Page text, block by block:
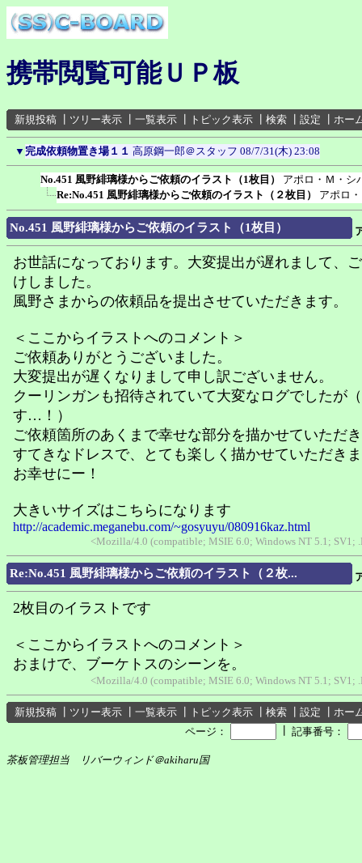
携帯閲覧可能ＵＰ板
新規投稿 ツリー表示 一覧表示 トピック表示 検索 設定 ホー
▼ 完成依頼物置き場１１ 高原鋼一郎＠スタッフ 08/7/31(木) 23:08
No.451 風野緋璃様からご依頼のイラスト（1枚目）
アポロ・Ｍ・シ
Re:No.451 風野緋璃様からご依頼のイラスト（２枚目）
アポロ
No.451 風野緋璃様からご依頼のイラスト（1枚目）
お世話になっております。大変提出が遅れまして、
けしました。
風野さまからの依頼品を提出させていただきます。
＜ここからイラストへのコメント＞
ご依頼ありがとうございました。
大変提出が遅くなりまして申し訳ございません。
クーリンガンも招待されていて大変なログでしたが
す…！）
ご依頼箇所のあくまで幸せな部分を描かせていただ
すてきなドレスで、とても楽しく描かせていただき
お幸せにー！
大きいサイズはこちらになります
http://academic.meganebu.com/~gosyuyu/080916kaz.html
<Mozilla/4.0 (compatible; MSIE 6.0; Windows NT 5.1;
Re:No.451 風野緋璃様からご依頼のイラスト（２枚...
2枚目のイラストです
＜ここからイラストへのコメント＞
おまけで、ブーケトスのシーンを。
<Mozilla/4.0 (compatible; MSIE 6.0; Windows NT 5.1;
新規投稿 ツリー表示 一覧表示 トピック表示 検索 設定
ホー
ページ：
記事番号：
茶板管理担当 リバーウィンド＠akiharu国